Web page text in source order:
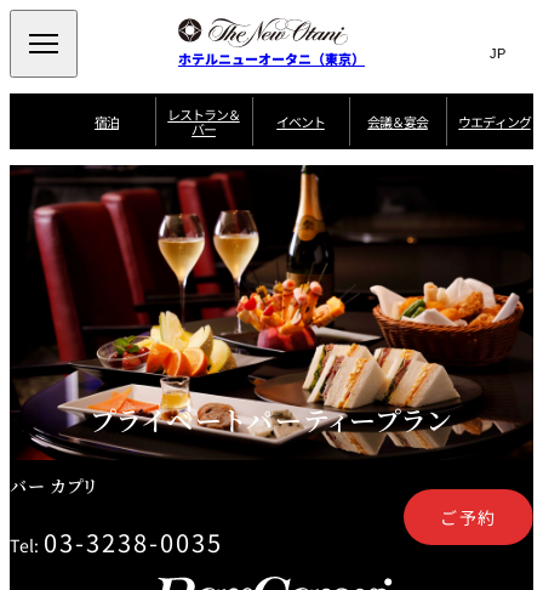
ホテルニューオータニ（東京） Search
サ
ト
内
検
窓
開
閉
言
切
替
え
メ
JP(日本語)
EN
Select Language
宿泊
ゼクティブハ
ウス 禅 ザ・メイン
ニューオータニ・
ガーデンタワー スイートのご案内
客室一覧 宿泊プラン一覧 サービスガイド ルームサービス
ルニューオー
サービスア
ートメント 朝食のご案内
宿泊者限定
ディナ ーご優待
のご案内
誕生日や記念日の
お祝いに
レストラン＆
バー
ご案内
ソムリエ 個室のご案内
ご家族で楽し
む小個室
ビュッフェ
VIEW & DINING
THE SKY
タワーレスト
ラン
ガーデンラウ
ンジ
トレーダーヴ
ィックス 東京
スイーツ
パティスリー
SATSUKI
ピエール・エ
ルメ・パリ
西洋料理
ジャン 東京 ィックス 東京
イベント 会議＆宴会
会
議
＆
宴
会
宴会場一覧 プラン一覧
宴会ご予約・お問
合せフォーム
ウエディング
ウ
エ
デ
ィ
ン
グ
ウエディングスタ
イル
披露宴 料理・
ムービー
SUPER-
TOKYO
ホテルへのアクセ
ス
プライベートパーティープラン
バー カプリ
Tel: 03-3238-0035
ご予約